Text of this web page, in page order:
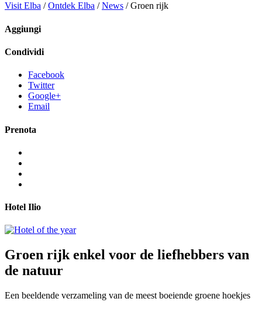
Visit Elba /Ontdek Elba /News /Groen rijk
Aggiungi
Condividi
Facebook
Twitter
Google+
Email
Prenota
Hotel Ilio
Groen rijkenkel voor de liefhebbers van
de natuur
Een beeldende verzameling van de meest boeiende groene hoekjes